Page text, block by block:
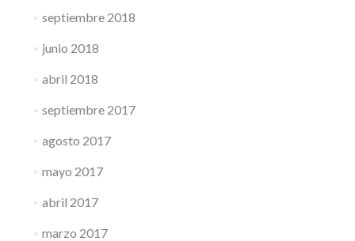
septiembre 2018
junio 2018
abril 2018
septiembre 2017
agosto 2017
mayo 2017
abril 2017
marzo 2017